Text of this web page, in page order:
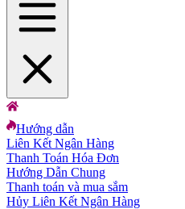
Hướng dẫn
Liên Kết Ngân Hàng
Thanh Toán Hóa Đơn
Hướng Dẫn Chung
Thanh toán và mua sắm
Hủy Liên Kết Ngân Hàng